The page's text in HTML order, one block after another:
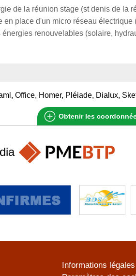
de la réunion stage (st denis de la
place d'un micro réseau électrique
renouvelables (solaire,
Office, Homer, Pléiade, Dialux,
Obtenir les
Informations légales